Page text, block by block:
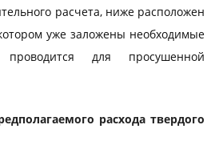
расчета, ниже расположен
уже заложены необходимые
для просушенной
расхода твердого